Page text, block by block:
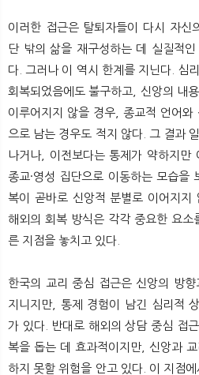
이러한 접근은 탈퇴자들이 다시 자신
단 밖의 삶을 재구성하는 데 실질적
다. 그러나 이 역시 한계를 지닌다. 심
회복되었음에도 불구하고, 신앙의 내
이루어지지 않을 경우, 종교적 언어와
으로 남는 경우도 적지 않다. 그 결과
나거나, 이전보다는 통제가 약하지만
종교·영성 집단으로 이동하는 모습을
복이 곧바로 신앙적 분별로 이어지지
해외의 회복 방식은 각각 중요한 요
른 지점을 놓치고 있다.
한국의 교리 중심 접근은 신앙의 방
지니지만, 통제 경험이 남긴 심리적
가 있다. 반대로 해외의 상담 중심 접
복을 돕는 데 효과적이지만, 신앙과
하지 못할 위험을 안고 있다. 이 지점